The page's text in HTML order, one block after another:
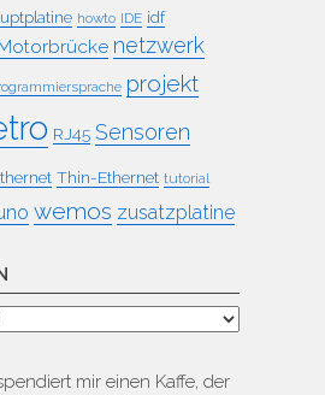
howto IDE idf
netzwerk
projekt
RJ45 Sensoren
Thin-Ethernet tutorial
wemos zusatzplatine
mir einen Kaffe, der